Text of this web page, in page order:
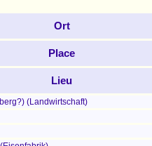
Ort
Place
Lieu
(Landwirtschaft)